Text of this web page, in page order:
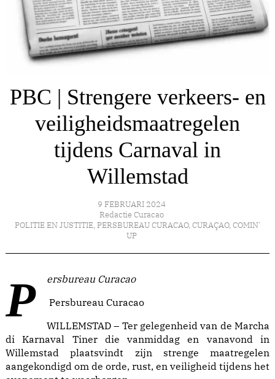
PBC | Strengere verkeers- en
veiligheidsmaatregelen
tijdens Carnaval in
Willemstad
9 FEBRUARI 2024
Redactie Curacao
POLITIE EN JUSTITIE, PERSBUREAU CURACAO, CURAÇAO, COMIN'
UP
Persbureau Curacao
Persbureau Curacao
WILLEMSTAD – Ter gelegenheid van de Marcha
di Karnaval Tiner die vanmiddag en vanavond in
Willemstad plaatsvindt zijn strenge maatregelen
aangekondigd om de orde, rust, en veiligheid tijdens het